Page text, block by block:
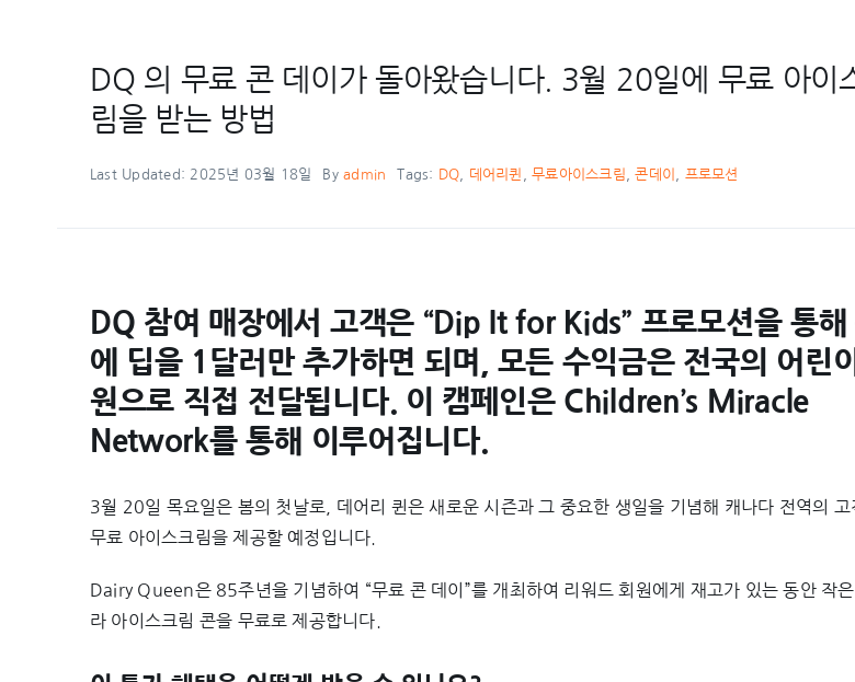
DQ 의 무료 콘 데이가 돌아왔습니다. 3월 20일에 무료 아이
림을 받는 방법
Last Updated: 2025년 03월 18일 Byadmin Tags: DQ 데어리퀸 ,무료아이스크림 ,콘데이 프로모션
DQ 참여 매장에서 고객은 “Dip It for Kids” 프로모션을 통해
에 딥을 1달러만 추가하면 되며, 모든 수익금은 전국의 어린
원으로 직접 전달됩니다. 이 캠페인은 Children’s Miracle
Network를 통해 이루어집니다.
3월 20일 목요일은 봄의 첫날로, 데어리 퀸은 새로운 시즌과 그 중요한 생일을 기념해 캐나다 전역의 고
무료 아이스크림을 제공할 예정입니다.
Dairy Queen은 85주년을 기념하여 “무료 콘 데이”를 개최하여 리워드 회원에게 재고가 있는 동안 작
라 아이스크림 콘을 무료로 제공합니다.